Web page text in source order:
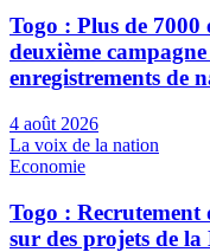
Togo : Plus de
deuxième
enregistrements de
4 août 2026
La voix de la nation
Economie
Togo : Recrutement
sur des projets de la